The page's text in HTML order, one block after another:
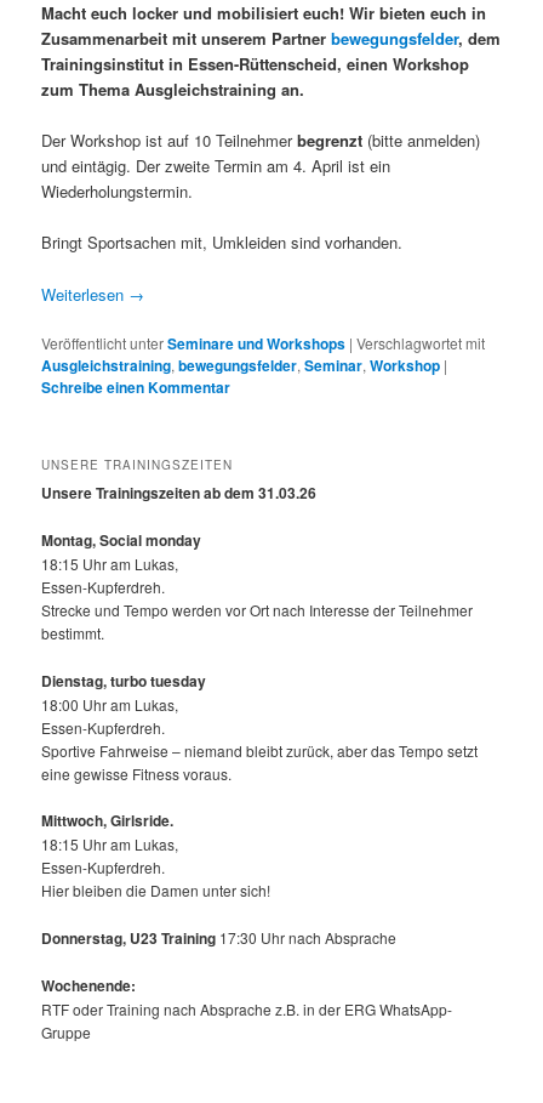
Macht euch locker und mobilisiert euch! Wir bieten euch in
Zusammenarbeit mit unserem Partnerbewegungsfelder, dem
Trainingsinstitut in Essen-Rüttenscheid, einen Workshop
zum Thema Ausgleichstraining an.
Der Workshop ist auf 10 Teilnehmerbegrenzt (bitte anmelden)
und eintägig. Der zweite Termin am 4. April ist ein
Wiederholungstermin.
Bringt Sportsachen mit, Umkleiden sind vorhanden.
Weiterlesen →
Veröffentlicht unterSeminare und Workshops |Verschlagwortet mit
Ausgleichstraining,bewegungsfelder,Seminar,Workshop |
Schreibe einen Kommentar
UNSERE TRAININGSZEITEN
Unsere Trainingszeiten ab dem 31.03.26
Montag, Social monday
18:15 Uhr am Lukas,
Essen-Kupferdreh.
Strecke und Tempo werden vor Ort nach Interesse der Teilnehmer
bestimmt.
Dienstag, turbo tuesday
18:00 Uhr am Lukas,
Essen-Kupferdreh.
Sportive Fahrweise – niemand bleibt zurück, aber das Tempo setzt
eine gewisse Fitness voraus.
Mittwoch,Girlsride.
18:15 Uhr am Lukas,
Essen-Kupferdreh.
Hier bleiben die Damen unter sich!
Donnerstag, U23 Training 17:30 Uhr nach Absprache
Wochenende:
RTF oder Training nach Absprache z.B. in der ERG WhatsApp-
Gruppe